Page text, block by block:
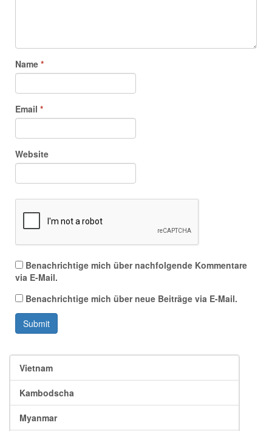
Name *
Email *
Website
Benachrichtige mich über nachfolgende Kommentare
via E-Mail.
Benachrichtige mich über neue Beiträge via E-Mail.
Submit
Vietnam
Kambodscha
Myanmar